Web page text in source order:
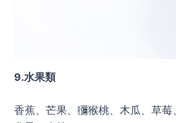
9.水果類
香蕉、芒果、獼猴桃、木瓜、草